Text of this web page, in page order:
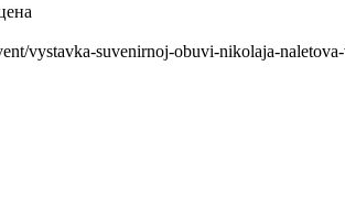
vystavka-suvenirnoj-obuvi-nikolaja-